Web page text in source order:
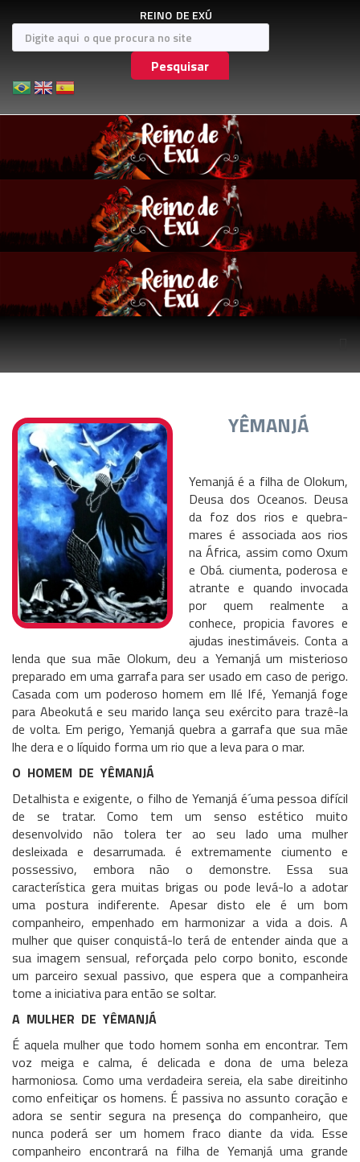
REINO DE EXÚ
Pesquisar
YÊMANJÁ
Yemanjá é a filha de Olokum,
Deusa dos Oceanos. Deusa
da foz dos rios e quebra-
mares é associada aos rios
na África, assim como Oxum
e Obá. ciumenta, poderosa e
atrante e quando invocada
por quem realmente a
conhece, propicia favores e
ajudas inestimáveis. Conta a
lenda que sua mãe Olokum, deu a Yemanjá um misterioso
preparado em uma garrafa para ser usado em caso de perigo.
Casada com um poderoso homem em Ilé Ifé, Yemanjá foge
para Abeokutá e seu marido lança seu exército para trazê-la
de volta. Em perigo, Yemanjá quebra a garrafa que sua mãe
lhe dera e o líquido forma um rio que a leva para o mar.
O HOMEM DE YÊMANJÁ
Detalhista e exigente, o filho de Yemanjá é´uma pessoa difícil
de se tratar. Como tem um senso estético muito
desenvolvido não tolera ter ao seu lado uma mulher
desleixada e desarrumada. é extremamente ciumento e
possessivo, embora não o demonstre. Essa sua
característica gera muitas brigas ou pode levá-lo a adotar
uma postura indiferente. Apesar disto ele é um bom
companheiro, empenhado em harmonizar a vida a dois. A
mulher que quiser conquistá-lo terá de entender ainda que a
sua imagem sensual, reforçada pelo corpo bonito, esconde
um parceiro sexual passivo, que espera que a companheira
tome a iniciativa para então se soltar.
A MULHER DE YÊMANJÁ
É aquela mulher que todo homem sonha em encontrar. Tem
voz meiga e calma, é delicada e dona de uma beleza
harmoniosa. Como uma verdadeira sereia, ela sabe direitinho
como enfeitiçar os homens. É passiva no assunto coração e
adora se sentir segura na presença do companheiro, que
nunca poderá ser um homem fraco diante da vida. Esse
companheiro encontrará na filha de Yemanjá uma grande